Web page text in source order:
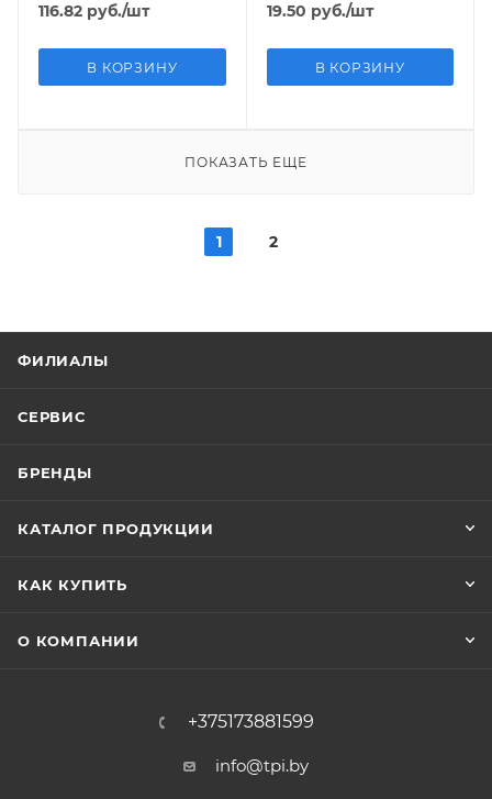
116.82 руб./шт
В КОРЗИНУ
19.50 руб./шт
В КОРЗИНУ
ПОКАЗАТЬ ЕЩЕ
1 2
ФИЛИАЛЫ
СЕРВИС
БРЕНДЫ
КАТАЛОГ ПРОДУКЦИИ
КАК КУПИТЬ
О КОМПАНИИ
+375173881599
info@tpi.by